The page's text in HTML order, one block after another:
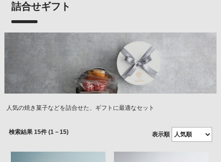
詰合せギフト
人気の焼き菓子などを詰合せた、ギフトに最適なセット
15件 (1－15) 表示順